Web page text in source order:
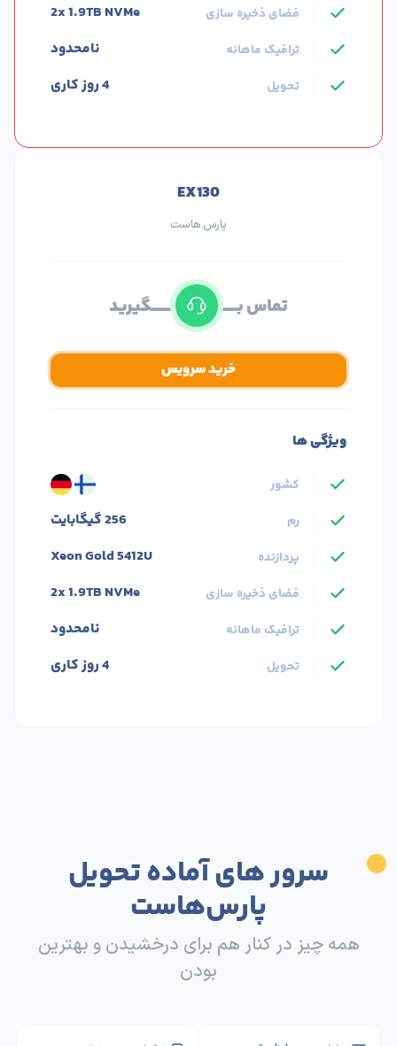
فضای ذخیره سازی 2x 1.9TB NVMe
ترافیک ماهانه نامحدود
تحویل 4 روز کاری
EX130
پارس هاست
تماس بــــــــــــــــــــــــــــــــگیرید
خرید سرویس
ویژگی ها
کشور
رم
256 گیگابایت
پردازنده Xeon Gold 5412U
فضای ذخیره سازی 2x 1.9TB NVMe
ترافیک ماهانه نامحدود
تحویل 4 روز کاری
سرور های آماده تحویل
پارس‌هاست
همه چیز در کنار هم برای درخشیدن و بهترین
بودن